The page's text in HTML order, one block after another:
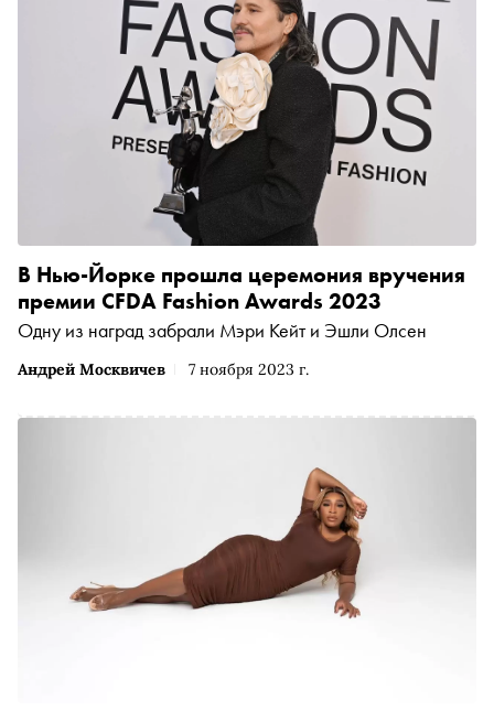
Андрей Москвичев 7 ноября 2023 г.
В Нью-Йорке прошла церемония вручения
премии CFDA Fashion Awards 2023
Одну из наград забрали Мэри Кейт и Эшли Олсен